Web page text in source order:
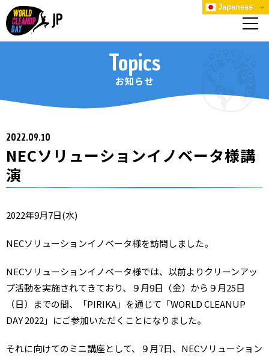
Topics
お知らせ
NECソリューションイノベータ様講
演
2022.09.10
2022年9月7日(水)
NECソリューションイノベータ様を訪問しました。
NECソリューションイノベータ様では、以前よりクリーンアッ
プ活動を実施されてきており、９月9日（金）から９月25日
（日）までの間、「PIRIKA」を通じて「WORLD CLEANUP
DAY 2022」にご参加いただくことになりました。
それに向けてのミニ講座として、９月7日、NECソリューション
Japanese